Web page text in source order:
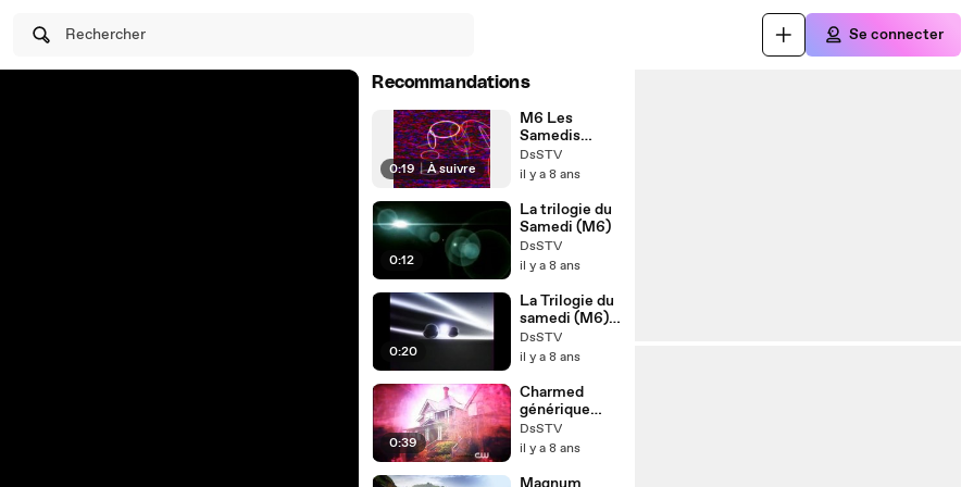
Rechercher Se connecter
Recommandations
0:19 | À suivre
M6 Les
Samedis
Fantastiques
DsSTV
il y a 8 ans
0:12
La trilogie du
Samedi (M6)
DsSTV
il y a 8 ans
0:20
La Trilogie du
samedi (M6) -
dernier
générique
DsSTV
il y a 8 ans
0:39
Charmed
générique
2018
DsSTV
il y a 8 ans